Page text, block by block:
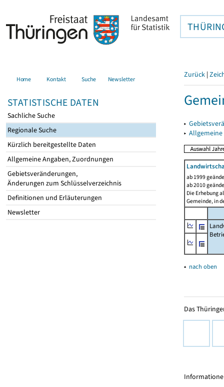
Home Kontakt Suche Newsletter
STATISTISCHE DATEN
Sachliche Suche
Regionale Suche
Kürzlich bereitgestellte Daten
Allgemeine Angaben, Zuordnungen
Gebietsveränderungen,
Änderungen zum Schlüsselverzeichnis
Definitionen und Erläuterungen
Newsletter
Zurück |
▸
▸
ab 1999
ab 2010
Die Erhebung
Gemeinde, in
▴ nach oben
Das